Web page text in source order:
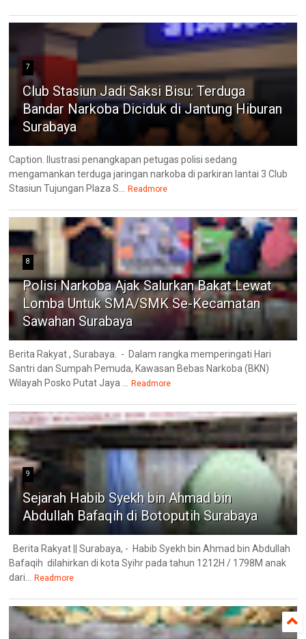
7
Club Stasiun Jadi Saksi Bisu: Terduga
Bandar Narkoba Diciduk di Jantung Hiburan
Surabaya
Caption. Ilustrasi penangkapan petugas polisi sedang
mengamankan terduga jaringan narkoba di parkiran lantai 3 Club
Stasiun Tujungan Plaza S...
Readmore
8
Polisi Narkoba Ajak Salurkan Bakat Lewat
Lomba Untuk SMA/SMK Se-Kecamatan
Sawahan Surabaya
Berita Rakyat , Surabaya. - Dalam rangka memperingati Hari
Santri dan Sumpah Pemuda, Kawasan Bebas Narkoba (BKN)
Wilayah Posko Putat Jaya ...
Readmore
9
Sejarah Habib Syekh bin Ahmad bin
Abdullah Bafaqih di Botoputih Surabaya
Berita Rakyat || Surabaya, - Habib Syekh bin Ahmad bin Abdullah
Bafaqih dilahirkan di kota Syihr pada tahun 1212H / 1798M anak
dari...
Readmore